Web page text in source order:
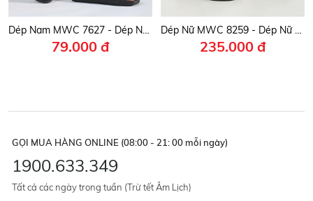
Dép Nam MWC 7627 - Dép Nam Quai Ngang Bản To Đơn Giản , Dép Nam Đế Bằng Kiểu Dáng Trẻ Trung, Năng Đông,Thời Trang.
79.000 đ
Dép Nữ MWC 8259 - Dép Nữ 2 Quai Ngang Phối Khuy Cài Siêu Bền Đẹp, Thời Trang.
235.000 đ
GỌI MUA HÀNG ONLINE (08:00 - 21: 00 mỗi ngày)
1900.633.349
Tất cả các ngày trong tuần (Trừ tết Âm Lịch)